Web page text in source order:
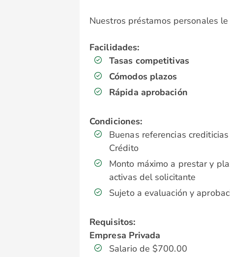
Nuestros préstamos personales
Facilidades:
Tasas competitivas
Cómodos plazos
Rápida aprobación
Condiciones:
Buenas referencias
Crédito
Monto máximo a prestar y
activas del solicitante
Sujeto a evaluación y
Requisitos:
Empresa Privada
Salario de $700.00